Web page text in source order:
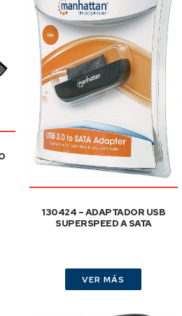
130424 – ADAPTADOR USB
SUPERSPEED A SATA
VER MÁS